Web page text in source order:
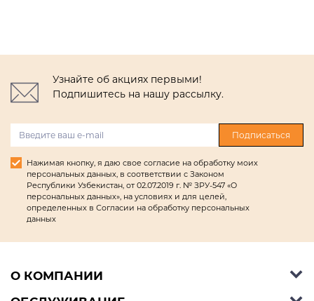
Узнайте об акциях первыми!
Подпишитесь на нашу рассылку.
Подписаться
Нажимая кнопку, я даю свое согласие на обработку моих
персональных данных, в соответствии с Законом
Республики Узбекистан, от 02.07.2019 г. № ЗРУ-547 «О
персональных данных», на условиях и для целей,
определенных в Согласии на обработку персональных
данных
О КОМПАНИИ